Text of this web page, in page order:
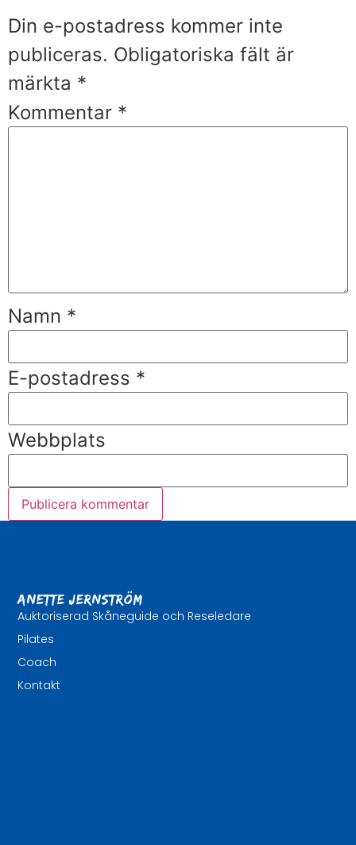
Din e-postadress kommer inte
publiceras. Obligatoriska fält är
märkta *
Kommentar *
Namn *
E-postadress *
Webbplats
Anette Jernström
Auktoriserad Skåneguide och Reseledare
Pilates
Coach
Kontakt